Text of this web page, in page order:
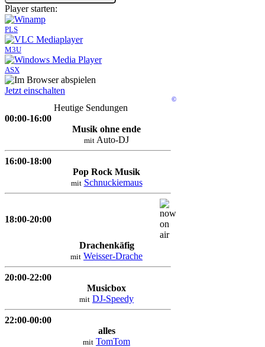
Player starten:
PLS
M3U
ASX
Jetzt einschalten
©
Heutige Sendungen
00:00-16:00
Musik ohne ende
mit Auto-DJ
16:00-18:00
Pop Rock Musik
mit Schnuckiemaus
18:00-20:00
Drachenkäfig
mit Weisser-Drache
20:00-22:00
Musicbox
mit DJ-Speedy
22:00-00:00
alles
mit TomTom